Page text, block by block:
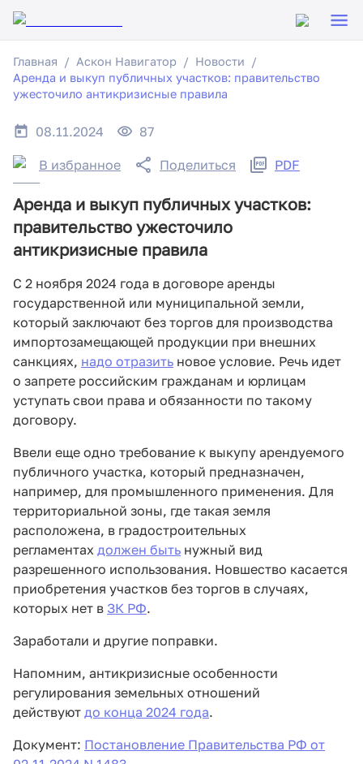
Главная Аскон Навигатор
Новости
Аренда и выкуп публичных участков: правительство
ужесточило антикризисные правила
08.11.2024 87
В избранное Поделиться PDF
Аренда и выкуп публичных участков:
правительство ужесточило
антикризисные правила
С 2 ноября 2024 года в договоре аренды
государственной или муниципальной земли,
который заключают без торгов для производства
импортозамещающей продукции при внешних
санкциях, надо отразить новое условие. Речь идет
о запрете российским гражданам и юрлицам
уступать свои права и обязанности по такому
договору.
Ввели еще одно требование к выкупу арендуемого
публичного участка, который предназначен,
например, для промышленного применения. Для
территориальной зоны, где такая земля
расположена, в градостроительных
регламентах должен быть нужный вид
разрешенного использования. Новшество касается
приобретения участков без торгов в случаях,
которых нет в ЗК РФ.
Заработали и другие поправки.
Напомним, антикризисные особенности
регулирования земельных отношений
действуют до конца 2024 года.
Документ: Постановление Правительства РФ от